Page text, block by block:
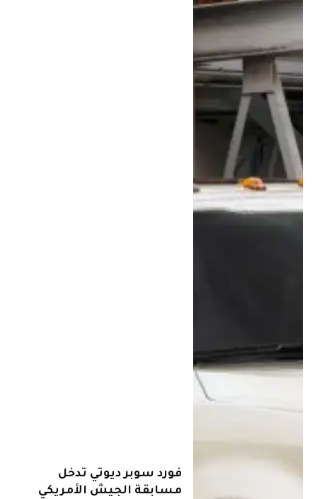
فورد سوبر ديوتي تدخل
مسابقة الجيش الأمريكي